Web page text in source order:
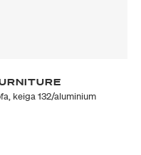
keiga 132/aluminium